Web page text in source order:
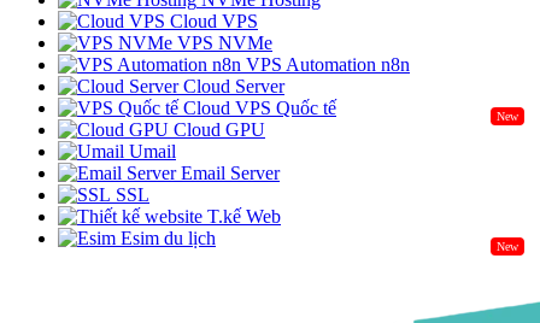
Cloud VPS
VPS NVMe
VPS Automation n8n
Cloud Server
Cloud VPS Quốc tế
New
Cloud GPU
Umail
Email Server
SSL
T.kế Web
Esim du lịch
New